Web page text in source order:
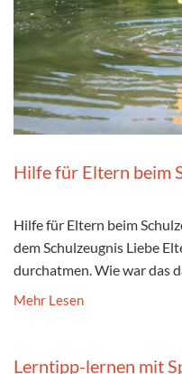
Hilfe für Eltern beim
Hilfe für Eltern beim
dem Schulzeugnis Liebe
durchatmen. Wie war das
Mehr Lesen
Lerntipp-lernen mit